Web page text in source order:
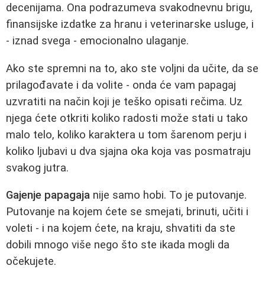
decenijama. Ona podrazumeva svakodnevnu brigu,
finansijske izdatke za hranu i veterinarske usluge, i
- iznad svega - emocionalno ulaganje.
Ako ste spremni na to, ako ste voljni da učite, da se
prilagođavate i da volite - onda će vam papagaj
uzvratiti na način koji je teško opisati rečima. Uz
njega ćete otkriti koliko radosti može stati u tako
malo telo, koliko karaktera u tom šarenom perju i
koliko ljubavi u dva sjajna oka koja vas posmatraju
svakog jutra.
Gajenje papagaja nije samo hobi. To je putovanje.
Putovanje na kojem ćete se smejati, brinuti, učiti i
voleti - i na kojem ćete, na kraju, shvatiti da ste
dobili mnogo više nego što ste ikada mogli da
očekujete.